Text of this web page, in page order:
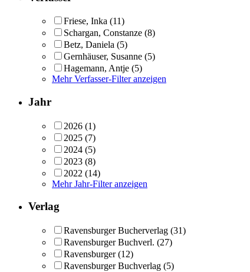
Friese, Inka (11)
Schargan, Constanze (8)
Betz, Daniela (5)
Gernhäuser, Susanne (5)
Hagemann, Antje (5)
Mehr Verfasser-Filter anzeigen
Jahr
2026 (1)
2025 (7)
2024 (5)
2023 (8)
2022 (14)
Mehr Jahr-Filter anzeigen
Verlag
Ravensburger Bucherverlag (31)
Ravensburger Buchverl. (27)
Ravensburger (12)
Ravensburger Buchverlag (5)